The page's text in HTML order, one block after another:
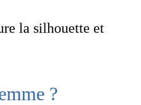
la silhouette et
?